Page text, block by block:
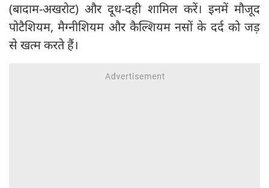
(बादाम-अखरोट) और दूध-दही शामिल करें। इनमें मौजूद
पोटैशियम, मैग्नीशियम और कैल्शियम नसों के दर्द को जड़
से खत्म करते हैं।